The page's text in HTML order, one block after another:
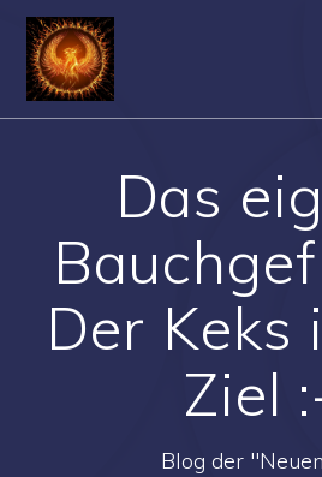
Das
Der Keks
Ziel
Blog der